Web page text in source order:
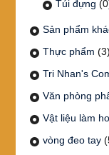
Túi đựng
Sản phẩm
Thực phẩm (3)
Tri Nhan's
Văn phòng
Vật liệu làm
vòng đeo tay